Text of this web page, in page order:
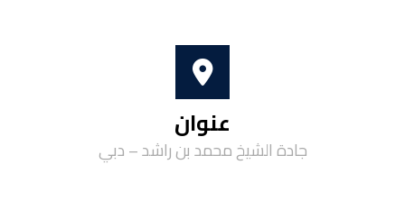
عنوان
جادة الشيخ محمد بن راشد – دبي